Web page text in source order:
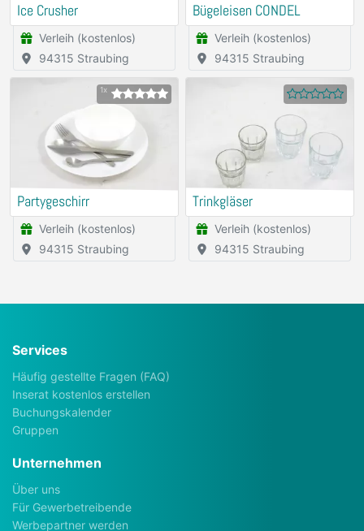
Ice Crusher
Verleih (kostenlos)
94315 Straubing
Bügeleisen CONDEL
Verleih (kostenlos)
94315 Straubing
1x
Partygeschirr
Verleih (kostenlos)
94315 Straubing
Trinkgläser
Verleih (kostenlos)
94315 Straubing
Services
Häufig gestellte Fragen (FAQ)
Inserat kostenlos erstellen
Buchungskalender
Gruppen
Unternehmen
Über uns
Für Gewerbetreibende
Werbepartner werden